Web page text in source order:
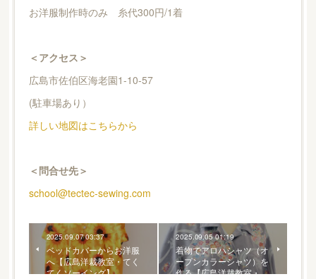
お洋服制作時のみ 糸代300円/1着
＜アクセス＞
広島市佐伯区海老園1-10-57
(駐車場あり）
詳しい地図はこちらから
＜問合せ先＞
school@tectec-sewing.com
2025.09.07 03:37
ベッドカバーからお洋服
へ【広島洋裁教室・てく
てくソーイング】
2025.09.05 01:19
着物でアロハシャツ（オ
ープンカラーシャツ）を
作る【広島洋裁教室・…